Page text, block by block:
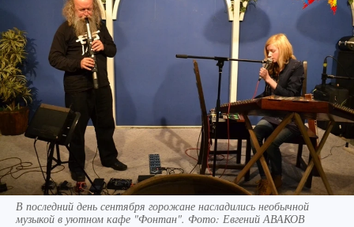
В последний день сентября горожане насладились необычной
музыкой в уютном кафе "Фонтан". Фото: Евгений АВАКОВ